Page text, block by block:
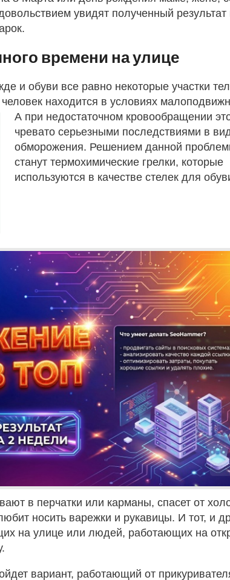
увидят полученный результат
времени на улице
и обуви все равно некоторые участки
находится в условиях
А при недостаточном кровообращении
чревато серьезными последствиями в
обморожения. Решением данной
станут термохимические грелки, которые
используются в качестве стелек для
в перчатки или карманы, спасет от
носить варежки и рукавицы. И тот, и
на улице или людей, работающих на
вариант, работающий от